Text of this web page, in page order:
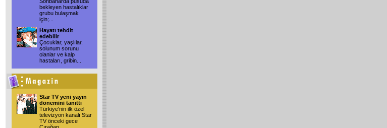
bekleyen hastalıklar
grubu bulaşmak
için;
Hayatı tehdit
edebilir
Çocuklar, yaşlılar,
solunum sorunu
olanlar ve kalp
hastaları, gribin
Star TV yeni yayın
dönemini tanıttı
Türkiye'nin ilk özel
televizyon kanalı Star
TV önceki gece